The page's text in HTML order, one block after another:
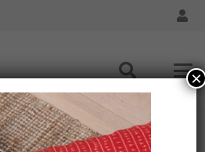
SABIÁ
×